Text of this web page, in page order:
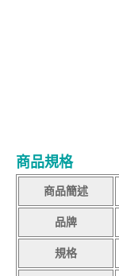
商品規格
商品簡述
品牌
規格